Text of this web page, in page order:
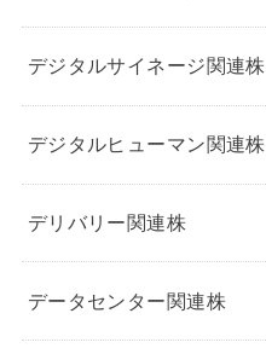
デジタルサイネージ関連株
デジタルヒューマン関連株
デリバリー関連株
データセンター関連株